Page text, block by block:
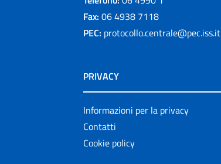
Fax: 06 4938 7118
PEC: protocollo.centrale@pec.iss.it
PRIVACY
Informazioni per la privacy
Contatti
Cookie policy